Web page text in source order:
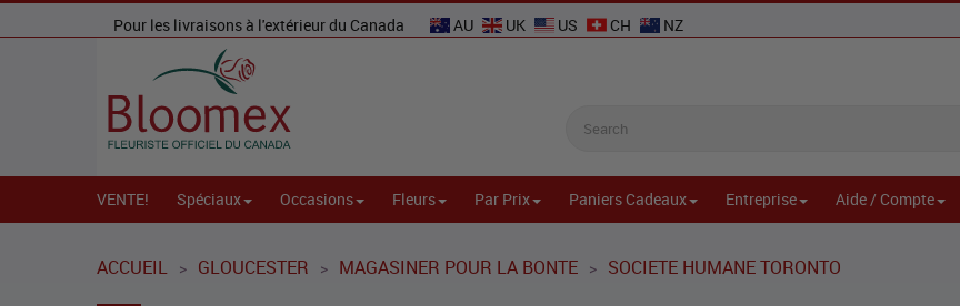
Pour les livraisons à l'extérieur du Canada AU UK US CH NZ
VENTE! Spéciaux Occasions Fleurs Par Prix Paniers Cadeaux Entreprise Aide / Compte
ACCUEIL > GLOUCESTER > MAGASINER POUR LA BONTE > SOCIETE HUMANE TORONTO